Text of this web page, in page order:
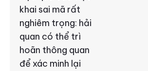
khai sai mã rất
nghiêm trọng: hải
quan có thể trì
hoãn thông quan
để xác minh lại